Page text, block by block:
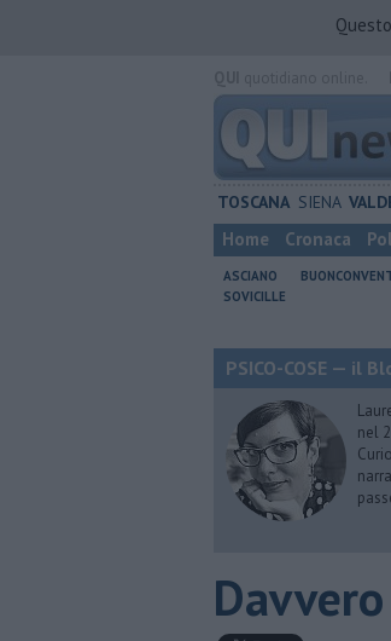
TOSCANA SIENA
Home Cronaca
ASCIANO
SOVICILLE
PSICO-COSE — il
nel